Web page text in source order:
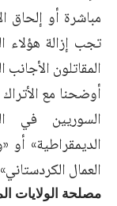
مباشرة أو إلحاق
تجب ‏إزالة هؤلاء
المقاتلون
أوضحنا مع
السوريين في
الديمقراطية»
العمال
مصلحة الولايات